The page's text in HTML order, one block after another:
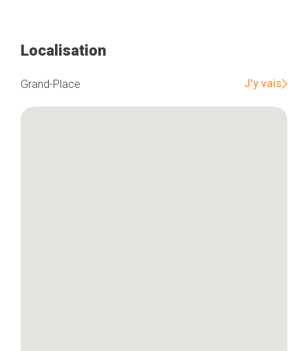
Localisation
Grand-Place J'y vais